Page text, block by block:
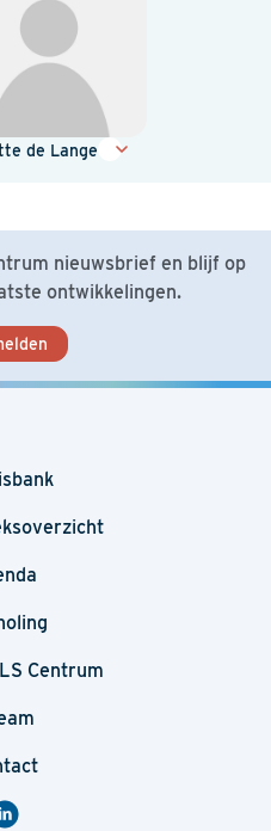
de Lange
nieuwsbrief en blijf op
ontwikkelingen.
Centrum